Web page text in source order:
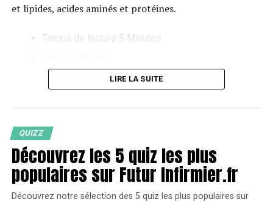
et lipides, acides aminés et protéines.
Temps de lecture 5 Minutes
#1 Biologie fondamentale QCM
La liaison hydrogène est une liaison covalente ? Que
sont les disaccharides ? Le magnésium existe t'il sous
la forme de cation divalent ? Passe le test pour savoir si
tu es au top des connaissances du champ 2.1
LIRE LA SUITE
QUIZZ
Découvrez les 5 quiz les plus
populaires sur Futur Infirmier.fr
Découvrez notre sélection des 5 quiz les plus populaires sur